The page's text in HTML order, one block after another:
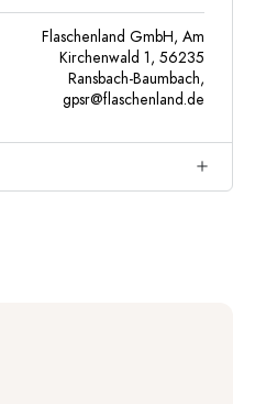
Flaschenland GmbH, Am
Kirchenwald 1, 56235
Ransbach-Baumbach,
gpsr@flaschenland.de